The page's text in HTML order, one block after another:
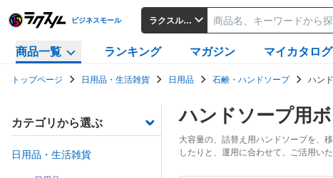
ビジネスモール ラクスルビジネスモール
商品一覧 ランキング マガジン マイカタログ
トップページ 日用品・生活雑貨 日用品 石鹸・ハンドソープ ハン
カテゴリから選ぶ
日用品・生活雑貨
ハンドソープ用
大容量の、詰替え用ハンドソープを、
したりと、運用に合わせて、ご活用い